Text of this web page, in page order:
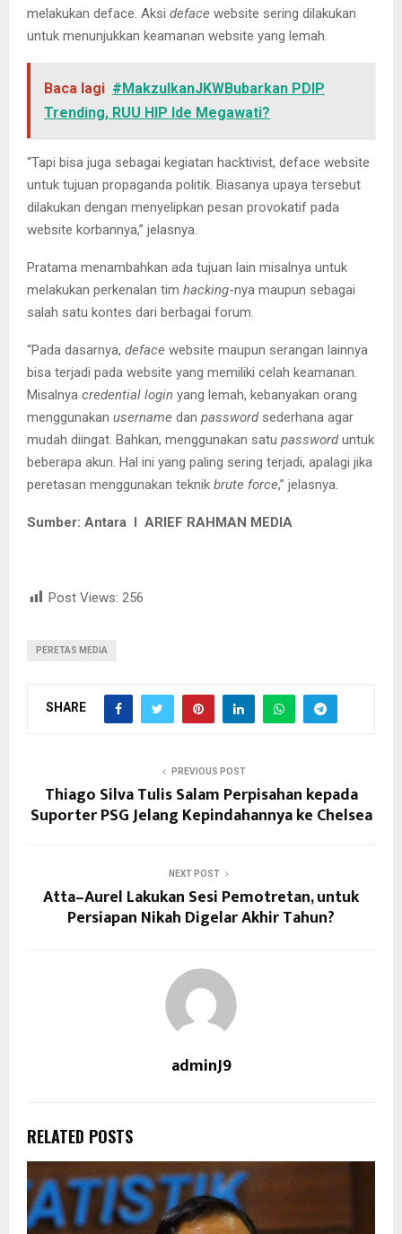
melakukan deface. Aksi deface website sering dilakukan
untuk menunjukkan keamanan website yang lemah.
Baca lagi #MakzulkanJKWBubarkan PDIP
Trending, RUU HIP Ide Megawati?
“Tapi bisa juga sebagai kegiatan hacktivist, deface website
untuk tujuan propaganda politik. Biasanya upaya tersebut
dilakukan dengan menyelipkan pesan provokatif pada
website korbannya,” jelasnya.
Pratama menambahkan ada tujuan lain misalnya untuk
melakukan perkenalan tim hacking-nya maupun sebagai
salah satu kontes dari berbagai forum.
“Pada dasarnya, deface website maupun serangan lainnya
bisa terjadi pada website yang memiliki celah keamanan.
Misalnya credential login yang lemah, kebanyakan orang
menggunakan username dan passwordsederhana agar
mudah diingat. Bahkan, menggunakan satu passworduntuk
beberapa akun. Hal ini yang paling sering terjadi, apalagi jika
peretasan menggunakan teknik brute force,” jelasnya.
Sumber: Antara I ARIEF RAHMAN MEDIA
Post Views: 256
PERETAS MEDIA
SHARE
PREVIOUS POST
Thiago Silva Tulis Salam Perpisahan kepada
Suporter PSG Jelang Kepindahannya ke Chelsea
NEXT POST
Atta–Aurel Lakukan Sesi Pemotretan, untuk
Persiapan Nikah Digelar Akhir Tahun?
adminJ9
RELATED POSTS